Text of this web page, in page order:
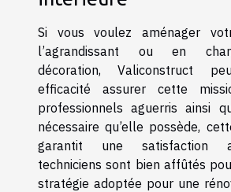
Si vous voulez aménager
l’agrandissant ou en
décoration, Valiconstruct
efficacité assurer cette
professionnels aguerris ainsi
nécessaire qu’elle possède,
garantit une satisfaction
techniciens sont bien affûtés
stratégie adoptée pour une